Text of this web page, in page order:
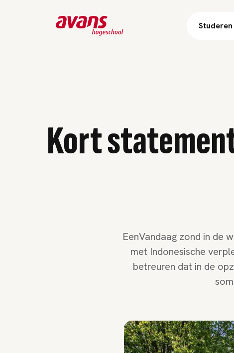
Studeren
Kort
EenVandaag zond in de
met Indonesische
betreuren dat in de